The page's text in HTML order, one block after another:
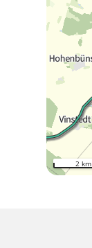
2 km